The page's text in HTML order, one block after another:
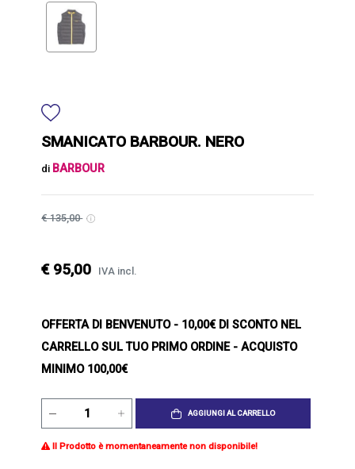
SMANICATO BARBOUR. NERO
di BARBOUR
€ 135,00
€ 95,00 IVA incl.
OFFERTA DI BENVENUTO- 10,00€ DI SCONTO NEL
CARRELLO SUL TUO PRIMO ORDINE - ACQUISTO
MINIMO 100,00€
AGGIUNGI AL CARRELLO
Il Prodotto è momentaneamente non disponibile!